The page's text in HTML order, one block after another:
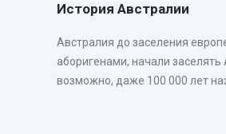
История Австралии
Австралия до заселения
аборигенами, начали
возможно, даже 100 000 лет